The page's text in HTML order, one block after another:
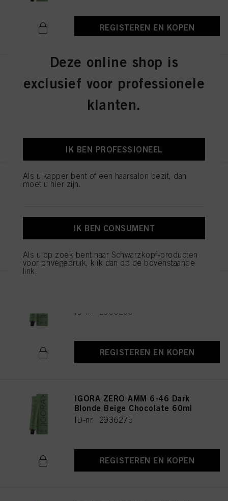
REGISTEREN EN KOPEN
Blonde Matte Cendré 60ml
REGISTEREN EN KOPEN
IGORA ZERO AMM 7-42
ID-nr. 2936235
REGISTEREN EN KOPEN
IGORA ZERO AMM 6-46 Dark
Blonde Beige Chocolate 60ml
ID-nr. 2936275
REGISTEREN EN KOPEN
Deze online shop is
exclusief voor professionele
klanten.
IK BEN PROFESSIONEEL
Als u kapper bent of een haarsalon bezit, dan
moet u hier zijn.
IK BEN CONSUMENT
Als u op zoek bent naar Schwarzkopf-producten
voor privégebruik, klik dan op de bovenstaande
link.